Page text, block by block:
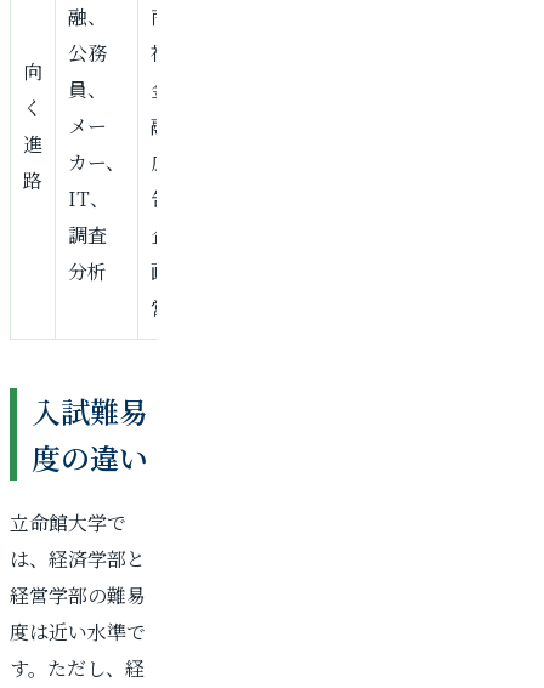
向
く
進
路
融、
公務
員、
メー
カー、
IT、
調査
分析
商
社、
金
融、
広
告、
企
画、
営業
入試難易
度の違い
立命館大学で
は、経済学部と
経営学部の難易
度は近い水準で
す。ただし、経